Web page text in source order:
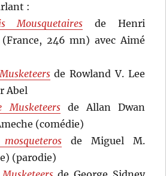
:
Mousquetaires de Henri
246 mn) avec Aimé
de Rowland V. Lee
Abel
Musketeersde Allan Dwan
(comédie)
de Miguel M.
(parodie)